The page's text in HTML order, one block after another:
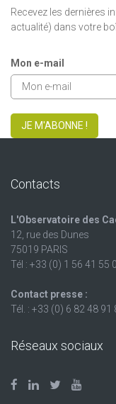
Recevez les dernières
actualité) dans votre
Mon e-mail
JE M'ABONNE !
Contacts
L'Observatoire des
12, rue des Dunes
75019 PARIS
Tél : +33 (0) 1 56 41 55
Contact presse :
Tél. : +33 (0) 6 82 48 91
Réseaux sociaux